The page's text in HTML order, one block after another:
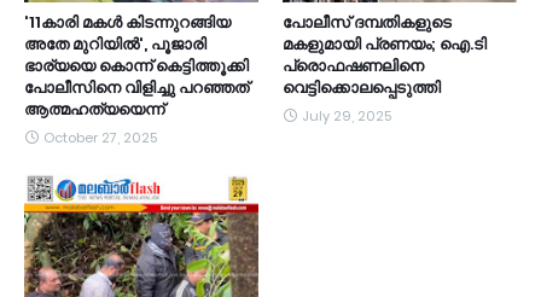
'11കാരി മകൾ കിടന്നുറങ്ങിയ
അതേ മുറിയിൽ', പൂജാരി
ഭാര്യയെ കൊന്ന് കെട്ടിത്തൂക്കി
പോലീസിനെ വിളിച്ചു പറഞ്ഞത്
ആത്മഹത്യയെന്ന്
October 27, 2025
പോലീസ് ദമ്പതികളുടെ
മകളുമായി പ്രണയം; ഐ.ടി
പ്രൊഫഷണലിനെ
വെട്ടിക്കൊലപ്പെടുത്തി
July 29, 2025